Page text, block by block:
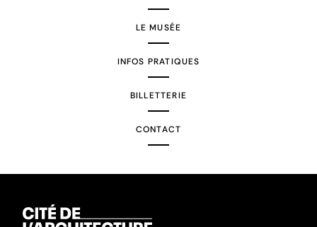
LE MUSÉE
INFOS PRATIQUES
BILLETTERIE
CONTACT